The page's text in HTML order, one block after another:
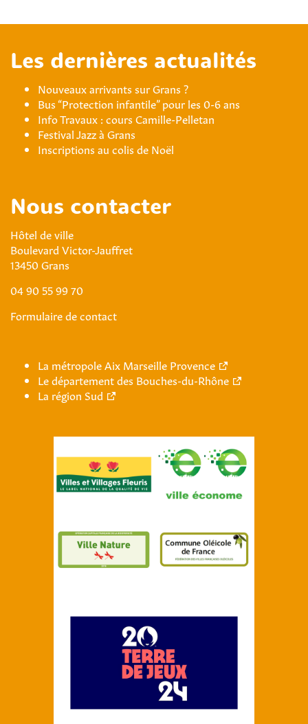
Les dernières actualités
Nouveaux arrivants sur Grans ?
Bus “Protection infantile” pour les 0-6 ans
Info Travaux : cours Camille-Pelletan
Festival Jazz à Grans
Inscriptions au colis de Noël
Nous contacter
Hôtel de ville
Boulevard Victor-Jauffret
13450 Grans
04 90 55 99 70
Formulaire de contact
La métropole Aix Marseille Provence
Le département des Bouches-du-Rhône
La région Sud